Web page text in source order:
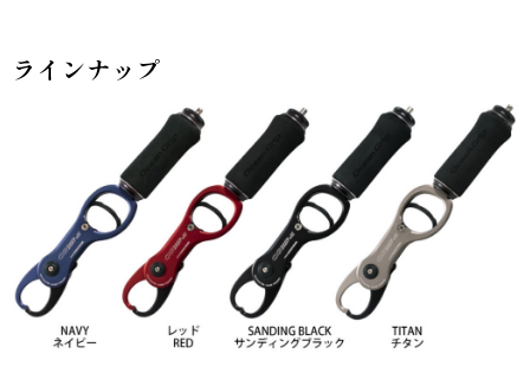
ラインナップ